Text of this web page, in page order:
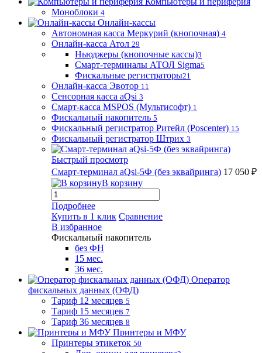
Моноблоки 4
Онлайн-кассы
Автономная касса Меркурий (кнопочная) 4
Онлайн-касса Атол 29
Ньюджеры (кнопочные кассы)3
Смарт-терминалы АТОЛ Sigma5
Фискальные регистраторы21
Онлайн-касса Эвотор 11
Сенсорная касса aQsi 3
Смарт-касса MSPOS (Мультисофт) 1
Фискальный накопитель 5
Фискальный регистратор Ритейл (Poscenter) 15
Фискальный регистратор Штрих 3
Быстрый просмотр
Смарт-терминал aQsi-5Ф (без эквайринга) 17 050 ₽
В корзину
Подробнее
Купить в 1 клик Сравнение
В избранное
Фискальный накопитель
без ФН
15 мес.
36 мес.
Оператор
фискальных данных (ОФД)
Тариф 12 месяцев 5
Тариф 15 месяцев 7
Тариф 36 месяцев 8
Принтеры и МФУ
Принтеры этикеток 50